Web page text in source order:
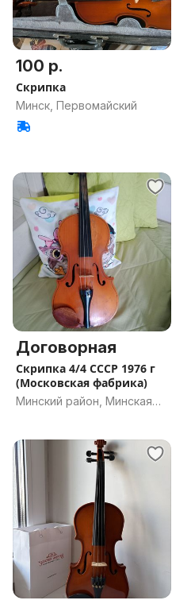
100 р.
Скрипка
Минск, Первомайский
Договорная
Скрипка 4/4 СССР 1976 г
(Московская фабрика)
Минский район, Минская